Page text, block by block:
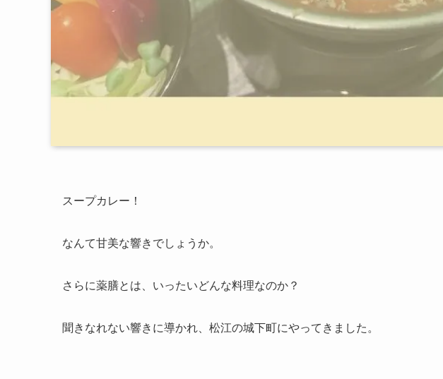
スープカレー！
なんて甘美な響きでしょうか。
さらに薬膳とは、いったいどんな料理なのか？
聞きなれない響きに導かれ、松江の城下町にやってきました。